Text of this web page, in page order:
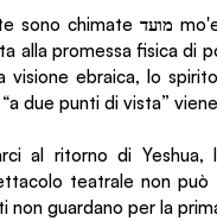
sono chimate מועד
alla promessa fisica di
visione ebraica, lo
due punti di vista”
al ritorno di Yeshua,
teatrale non
guardano per la